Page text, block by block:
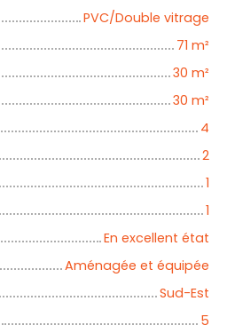
PVC/Double vitrage
71 m²
30 m²
30 m²
4
2
1
1
En excellent état
Aménagée et équipée
Sud-Est
5